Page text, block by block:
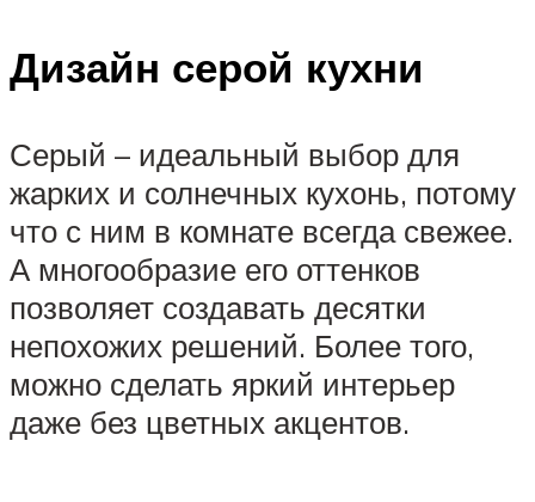
Дизайн серой кухни
Серый – идеальный выбор для
жарких и солнечных кухонь, потому
что с ним в комнате всегда свежее.
А многообразие его оттенков
позволяет создавать десятки
непохожих решений. Более того,
можно сделать яркий интерьер
даже без цветных акцентов.